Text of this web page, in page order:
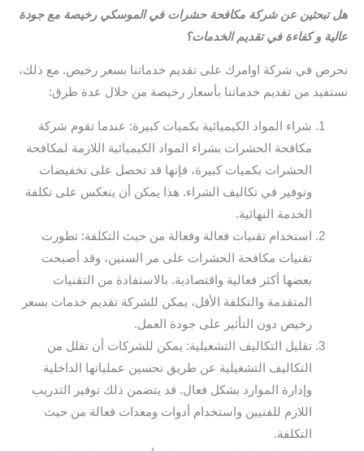
هل تبحثين عن شركة مكافحة حشرات في الموسكي رخيصة مع جودة
عالية و كفاءة في تقديم الخدمات؟
نحرص في شركة اوامرك على تقديم خدماتنا بسعر رخيص. مع ذلك،
نستفيد من تقديم خدماتنا بأسعار رخيصة من خلال عدة طرق:
شراء المواد الكيميائية بكميات كبيرة: عندما تقوم شركة
مكافحة الحشرات بشراء المواد الكيميائية اللازمة لمكافحة
الحشرات بكميات كبيرة، فإنها قد تحصل على تخفيضات
وتوفير في تكاليف الشراء. هذا يمكن أن ينعكس على تكلفة
الخدمة النهائية.
استخدام تقنيات فعالة وفعالة من حيث التكلفة: تطورت
تقنيات مكافحة الحشرات على مر السنين، وقد أصبحت
بعضها أكثر فعالية واقتصادية. بالاستفادة من التقنيات
المتقدمة والتكلفة الأقل، يمكن للشركة تقديم خدمات بسعر
رخيص دون التأثير على جودة العمل.
تقليل التكاليف التشغيلية: يمكن للشركات أن تقلل من
التكاليف التشغيلية عن طريق تحسين عملياتها الداخلية
وإدارة الموارد بشكل فعال. قد يتضمن ذلك توفير التدريب
اللازم للفنيين واستخدام أدوات ومعدات فعالة من حيث
التكلفة.